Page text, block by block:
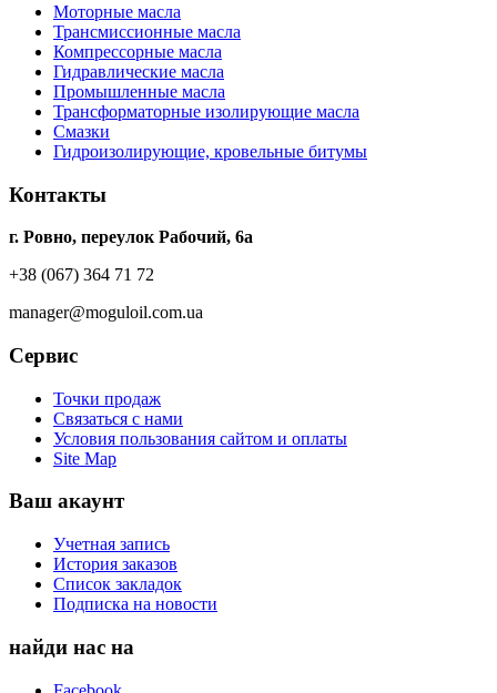
Моторные масла
Трансмиссионные масла
Компрессорные масла
Гидравлические масла
Промышленные масла
Трансформаторные изолирующие масла
Смазки
Гидроизолирующие, кровельные битумы
Контакты
г. Ровно, переулок Рабочий, 6а
+38 (067) 364 71 72
manager@moguloil.com.ua
Сервис
Точки продаж
Связаться с нами
Условия пользования сайтом и оплаты
Site Map
Ваш акаунт
Учетная запись
История заказов
Список закладок
Подписка на новости
найди нас на